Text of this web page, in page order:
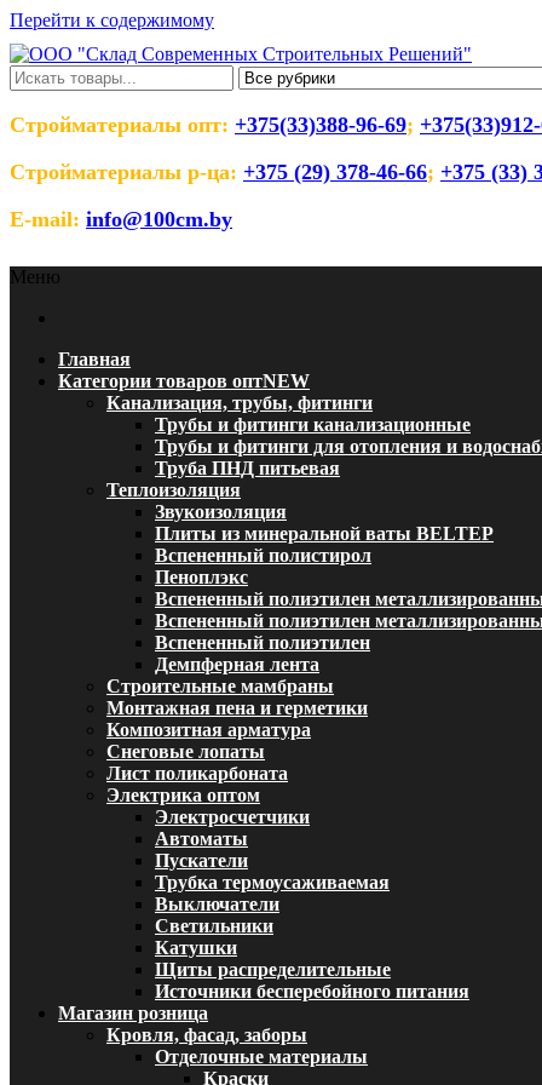
Перейти к содержимому
ООО "Склад Современных
Оптовый магазин строительных материалов
Стройматериалы опт: +375(33)388-96-69;
Стройматериалы р-ца: +375 (29) 378-46-66; +375 (33)
E-mail: info@100cm.by
Меню
Главная
Категории товаров оптNEW
Канализация, трубы, фитинги
Трубы и фитинги канализационные
Трубы и фитинги для отопления и
Труба ПНД питьевая
Теплоизоляция
Звукоизоляция
Плиты из минеральной ваты BELTEP
Вспененный полистирол
Пеноплэкс
Вспененный полиэтилен
Вспененный полиэтилен
Вспененный полиэтилен
Демпферная лента
Строительные мамбраны
Монтажная пена и герметики
Композитная арматура
Снеговые лопаты
Лист поликарбоната
Электрика оптом
Электросчетчики
Автоматы
Пускатели
Трубка термоусаживаемая
Выключатели
Светильники
Катушки
Щиты распределительные
Источники бесперебойного питания
Магазин розница
Кровля, фасад, заборы
Отделочные материалы
Краски